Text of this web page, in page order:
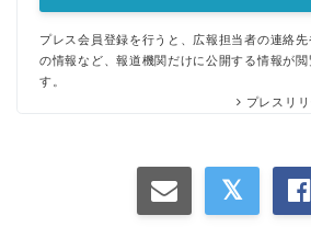
プレス会員登録を行うと、広報担当者の連絡
の情報など、報道機関だけに公開する情報が
す。
プレスリ